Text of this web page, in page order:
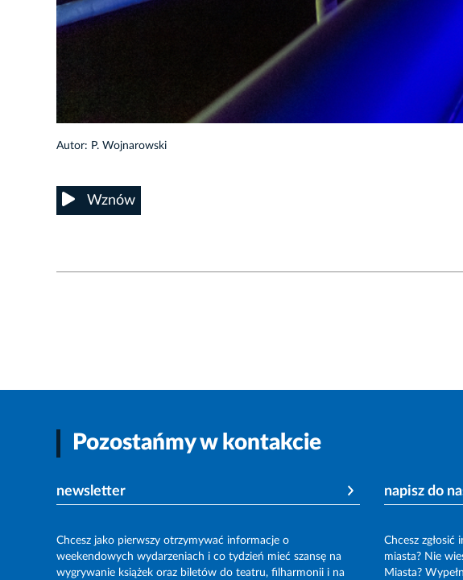
Autor: P. Wojnarowski
Wznów
Pozostańmy w kontakcie
newsletter
Chcesz jako pierwszy otrzymywać informacje o
weekendowych wydarzeniach i co tydzień mieć szansę na
wygrywanie książek oraz biletów do teatru, filharmonii i na
napisz do
Chcesz
miasta? Nie
Miasta?